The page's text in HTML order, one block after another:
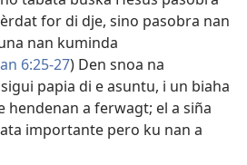
for di dje, sino pasobra nan
nan kuminda
6:25-27) Den snoa na
papia di e asuntu, i un biaha
hendenan a ferwagt; el a siña
importante pero ku nan a